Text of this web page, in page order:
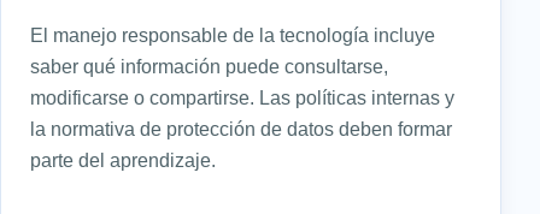
El manejo responsable de la tecnología incluye
saber qué información puede consultarse,
modificarse o compartirse. Las políticas internas y
la normativa de protección de datos deben formar
parte del aprendizaje.